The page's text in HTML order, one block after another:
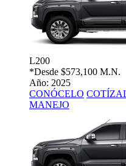
L200
*Desde $573,100 M.N.
Año: 2025
CONÓCELO
MANEJO